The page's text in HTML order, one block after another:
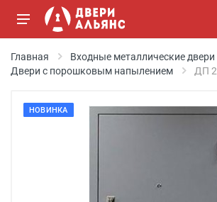
Главная
Входные металлические двери
Двери с порошковым напылением
ДП 2
НОВИНКА